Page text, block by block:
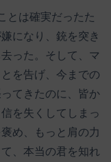
とは確実だったた
になり、銃を突き
った。そして、マ
を告げ、今までの
てきたのに、皆か
を失くしてしまっ
め、もっと肩の力
、本当の君を知れ